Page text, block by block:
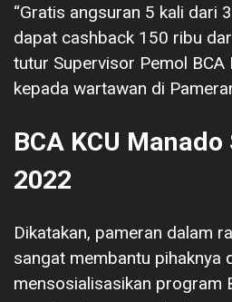
“Gratis angsuran 5 kali dari
dapat cashback 150 ribu
tutur Supervisor Pemol BCA
kepada wartawan di
BCA KCU
2022
Dikatakan, pameran dalam
sangat membantu pihaknya
mensosialisasikan program